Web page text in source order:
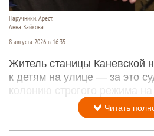
Наручники. Арест.
Анна Зайкова
8 августа 2026 в 16:35
Житель станицы Каневской
к детям на улице — за это
колонию строгого режима на
Читать